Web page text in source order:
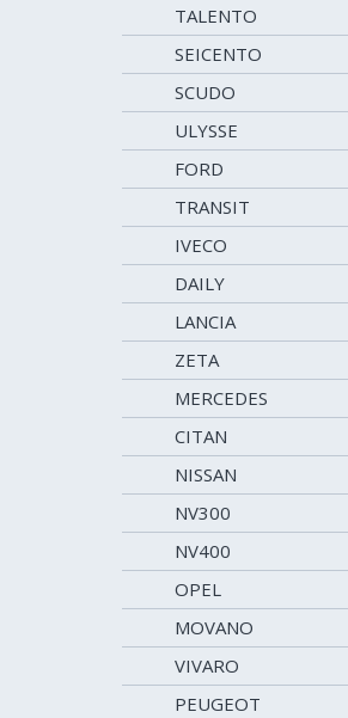
TALENTO
SEICENTO
SCUDO
ULYSSE
FORD
TRANSIT
IVECO
DAILY
LANCIA
ZETA
MERCEDES
CITAN
NISSAN
NV300
NV400
OPEL
MOVANO
VIVARO
PEUGEOT